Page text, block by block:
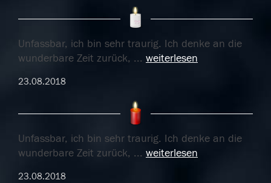
Unfassbar, ich bin sehr traurig. Ich denke an die
wunderbare Zeit zurück, ... weiterlesen
23.08.2018
Unfassbar, ich bin sehr traurig. Ich denke an die
wunderbare Zeit zurück, ... weiterlesen
23.08.2018